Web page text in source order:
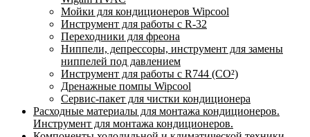
Мойки для кондиционеров Wipcool
Инструмент для работы с R-32
Переходники для фреона
Ниппели, депрессоры, инструмент для замены
ниппелей под давлением
Инструмент для работы с R744 (CO²)
Дренажные помпы Wipcool
Сервис-пакет для чистки кондиционера
Расходные материалы для монтажа кондиционеров.
Инструмент для монтажа кондиционеров.